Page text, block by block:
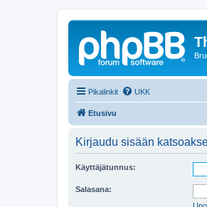
Pikalinkit UKK
Etusivu
Kirjaudu sisään
Käyttäjätunnus:
Salasana: